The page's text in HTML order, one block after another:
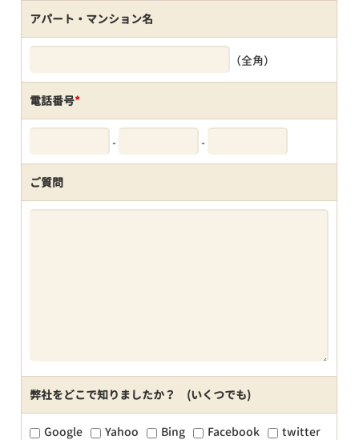
アパート・マンション名
（全角）
電話番号*
- -
ご質問
弊社をどこで知りましたか？ (いくつでも)
Google Yahoo Bing Facebook
twitter